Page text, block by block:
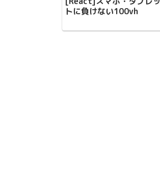
トに負けない100vh